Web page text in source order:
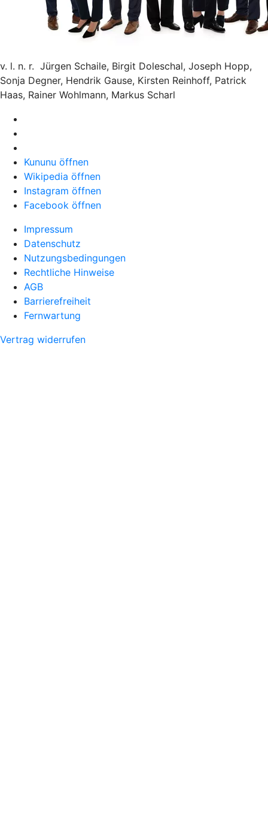
v. l. n. r. Jürgen Schaile, Birgit Doleschal, Joseph Hopp,
Sonja Degner, Hendrik Gause, Kirsten Reinhoff, Patrick
Haas, Rainer Wohlmann, Markus Scharl
Kununu öffnen
Wikipedia öffnen
Instagram öffnen
Facebook öffnen
Impressum
Datenschutz
Nutzungsbedingungen
Rechtliche Hinweise
AGB
Barrierefreiheit
Fernwartung
Vertrag widerrufen